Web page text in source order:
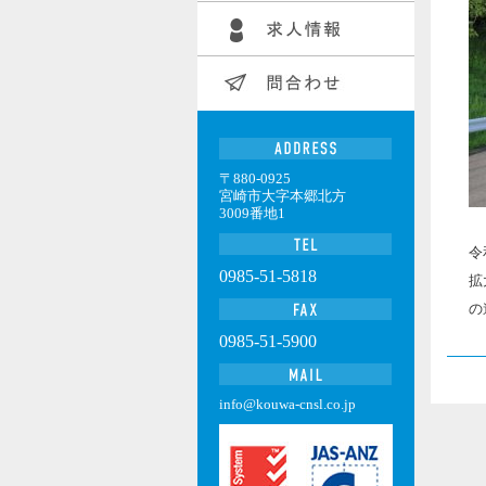
令
拡
の
〒880-0925
宮崎市大字本郷北方
3009番地1
0985-51-5818
0985-51-5900
info@kouwa-cnsl.co.jp